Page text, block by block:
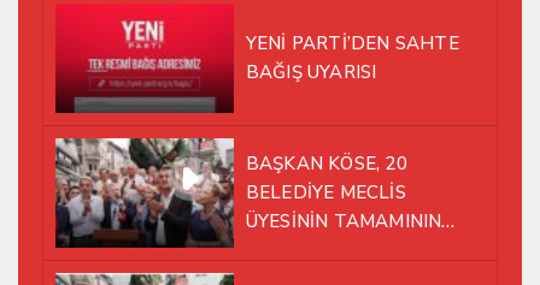
YENİ PARTİ’DEN SAHTE
BAĞIŞ UYARISI
BAŞKAN KÖSE, 20
BELEDİYE MECLİS
ÜYESİNİN TAMAMININ